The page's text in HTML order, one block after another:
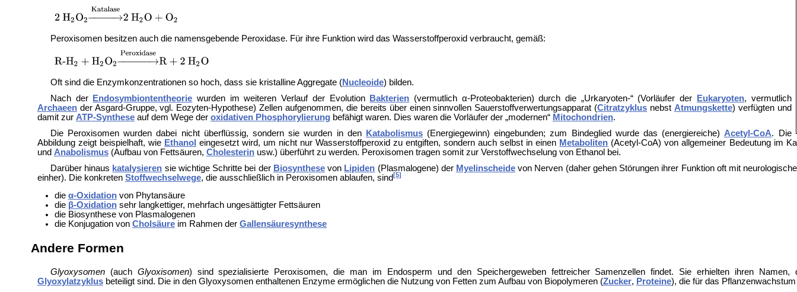
Peroxisomen besitzen auch die namensgebende Peroxidase. Für ihre Funktion wird das Wasserstoffperoxid verbraucht, gemäß:
Oft sind die Enzymkonzentrationen so hoch, dass sie kristalline Aggregate (Nucleoide) bilden.
Nach der Endosymbiontentheorie wurden im weiteren Verlauf der Evolution Bakterien (vermutlich α-Proteobakterien) durch die „Urkaryoten-“ (Vorläufer der Eukaryoten, vermutlich
Archaeender Asgard-Gruppe, vgl. Eozyten-Hypothese) Zellen aufgenommen, die bereits über einen sinnvollen Sauerstoffverwertungsapparat (Citratzyklus nebst Atmungskette) verfügten und
damit zur ATP-Syntheseauf dem Wege der oxidativen Phosphorylierungbefähigt waren. Dies waren die Vorläufer der „modernen“ Mitochondrien.
Die Peroxisomen wurden dabei nicht überflüssig, sondern sie wurden in den Katabolismus(Energiegewinn) eingebunden; zum Bindeglied wurde das (energiereiche) Acetyl-CoA. Die
Abbildung zeigt beispielhaft, wie Ethanol eingesetzt wird, um nicht nur Wasserstoffperoxid zu entgiften, sondern auch selbst in einen Metaboliten (Acetyl-CoA) von allgemeiner Bedeutung im
und Anabolismus(Aufbau von Fettsäuren, Cholesterinusw.) überführt zu werden. Peroxisomen tragen somit zur Verstoffwechselung von Ethanol bei.
Darüber hinaus katalysieren sie wichtige Schritte bei der Biosynthesevon Lipiden (Plasmalogene) der Myelinscheidevon Nerven (daher gehen Störungen ihrer Funktion oft mit
einher). Die konkreten Stoffwechselwege, die ausschließlich in Peroxisomen ablaufen, sind[5]
die α-Oxidationvon Phytansäure
die β-Oxidationsehr langkettiger, mehrfach ungesättigter Fettsäuren
die Biosynthese von Plasmalogenen
die Konjugation von Cholsäureim Rahmen der Gallensäuresynthese
Andere Formen
Glyoxysomen(auch Glyoxisomen) sind spezialisierte Peroxisomen, die man im Endosperm und den Speichergeweben fettreicher Samenzellen findet. Sie erhielten ihren
Glyoxylatzyklusbeteiligt sind. Die in den Glyoxysomen enthaltenen Enzyme ermöglichen die Nutzung von Fetten zum Aufbau von Biopolymeren (Zucker, Proteine), die für das